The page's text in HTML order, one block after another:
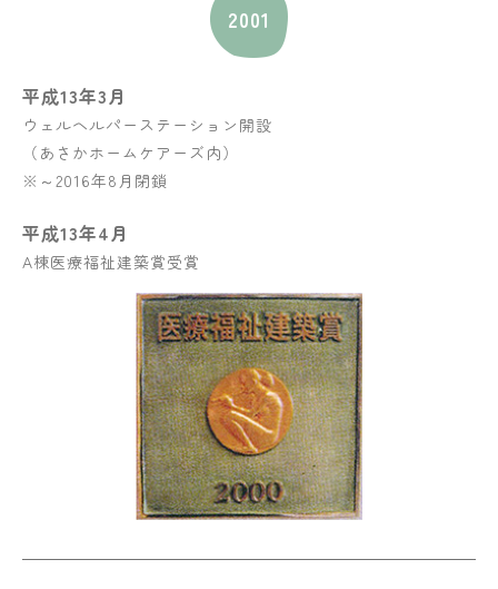
2001
平成13年3月
ウェルヘルパーステーション開設
（あさかホームケアーズ内）
※～2016年8月閉鎖
平成13年4月
A棟医療福祉建築賞受賞